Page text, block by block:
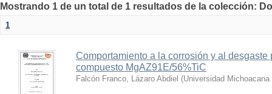
Mostrando 1 de un total de 1 resultados de la colección:
1
Comportamiento a la corrosión y al
compuesto MgAZ91E/56%TiC
Falcón Franco, Lázaro Abdiel (Universidad